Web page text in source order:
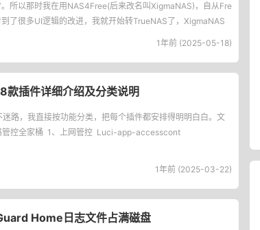
所以那时我在用NAS4Free(后来改名叫XigmaNAS)，自从Fre
了很多UI逻辑的改进，我就开始转TrueNAS了，XigmaNAS
1年前 (2025-05-18)
插件详细介绍及分类说明
路，我直接按功能分类，把每个插件都安排得明明白白。文
管控全家桶 1、上网管控 Luci-app-accesscont
1年前 (2025-03-22)
Home日志文件占满磁盘